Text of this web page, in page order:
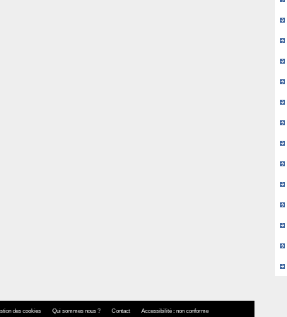
des cookies Qui sommes nous ? Contact Accessibilité : non conforme